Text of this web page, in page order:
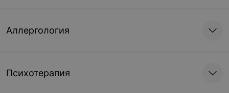
Аллергология
Психотерапия